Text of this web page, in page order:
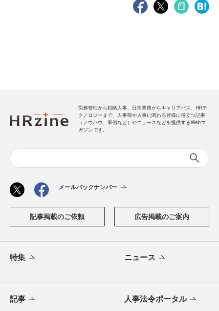
労務管理から戦略人事、日常業務からキャリアパス、HRテ
クノロジーまで、人事部や人事に関わる皆様に役立つ記事
（ノウハウ、事例など）やニュースなどを提供するWebマ
ガジンです。
メールバックナンバー
記事掲載のご依頼 広告掲載のご案内
特集 ニュース
記事 人事法令ポータル